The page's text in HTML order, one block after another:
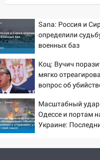
14:28
Ураган
Деева в Заволжье
14:26
Жители
пытаются
дождавшись
14:16
Шторм
на улице Любови
светофор
Sana: Россия и
определили
военных баз
Коц: Вучич
мягко
вопрос об
Масштабный
Одессе и портам
Украине: